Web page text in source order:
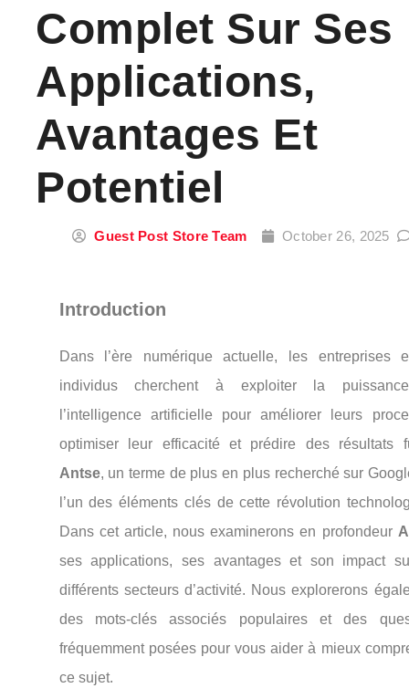
Complet Sur Ses
Applications,
Avantages Et
Potentiel
Guest Post Store Team October 26, 2025
Introduction
Dans l’ère numérique actuelle, les entreprises
individus cherchent à exploiter la
l’intelligence artificielle pour améliorer leurs
optimiser leur efficacité et prédire des résultats
Antse, un terme de plus en plus recherché sur
l’un des éléments clés de cette révolution
Dans cet article, nous examinerons en profondeur
ses applications, ses avantages et son impact
différents secteurs d’activité. Nous explorerons
des mots-clés associés populaires et des
fréquemment posées pour vous aider à mieux
ce sujet.